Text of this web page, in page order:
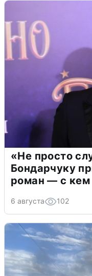
«Не просто
Бондарчуку
роман — с кем
6 августа 102